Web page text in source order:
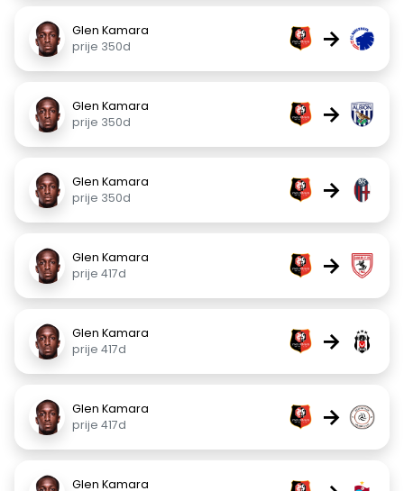
Glen Kamara
prije 350d
→
Glen Kamara
prije 350d
→
Glen Kamara
prije 350d
→
Glen Kamara
prije 417d
→
Glen Kamara
prije 417d
→
Glen Kamara
prije 417d
→
Glen Kamara